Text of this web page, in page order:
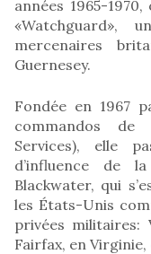
années 1965-
«Watchguard»,
mercenaires
Guernesey.
Fondée en 1967
commandos de
Services), elle
d’influence de
Blackwater, qui
les États-Unis
privées
Fairfax, en